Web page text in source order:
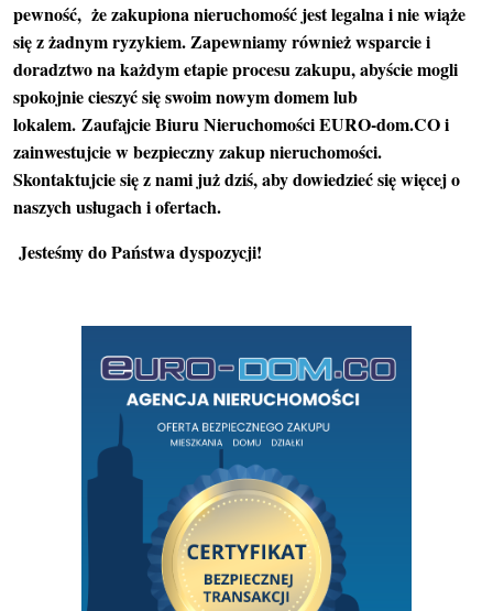
pewność, że zakupiona nieruchomość jest legalna i nie wiąże
się z żadnym ryzykiem. Zapewniamy również wsparcie i
doradztwo na każdym etapie procesu zakupu, abyście mogli
spokojnie cieszyć się swoim nowym domem lub
lokalem. Zaufajcie Biuru Nieruchomości EURO-dom.CO i
zainwestujcie w bezpieczny zakup nieruchomości.
Skontaktujcie się z nami już dziś, aby dowiedzieć się więcej o
naszych usługach i ofertach.
Jesteśmy do Państwa dyspozycji!